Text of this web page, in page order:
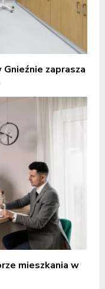
zaprasza
mieszkania w